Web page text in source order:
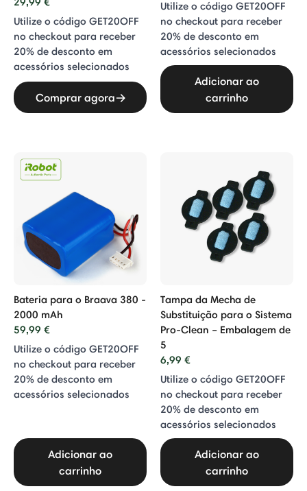
Utilize o código GET20OFF
no checkout para receber
20% de desconto em
acessórios selecionados
Comprar agora
Utilize o código GET20OFF
no checkout para receber
20% de desconto em
acessórios selecionados
Adicionar ao
carrinho
Bateria para o Braava 380 -
2000 mAh
59,99 €
Utilize o código GET20OFF
no checkout para receber
20% de desconto em
acessórios selecionados
Adicionar ao
carrinho
Tampa da Mecha de
Substituição para o Sistema
Pro-Clean – Embalagem de
5
6,99 €
Utilize o código GET20OFF
no checkout para receber
20% de desconto em
acessórios selecionados
Adicionar ao
carrinho